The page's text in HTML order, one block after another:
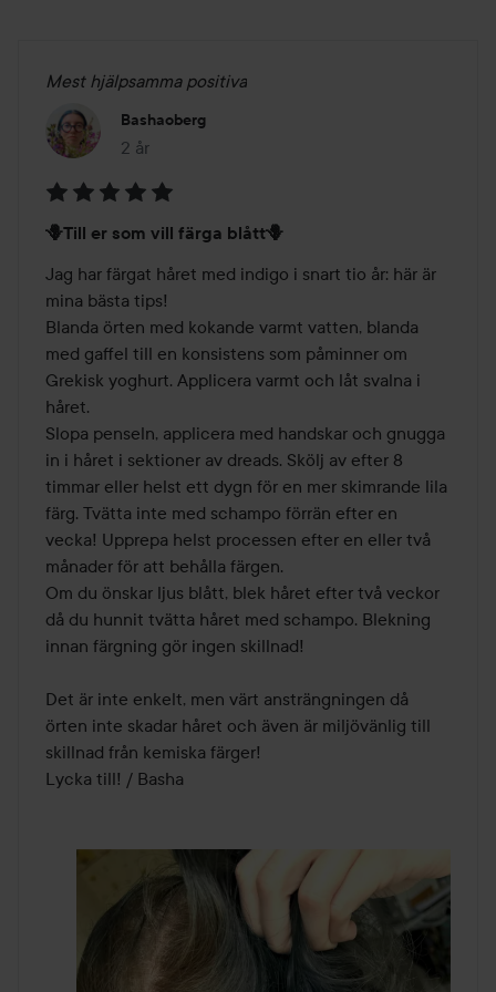
Ibland kan färgen visa gröna toner. Denna effekt kommer
normalt att försvinna inom de första dagarna efter
tonen bli starkare. Prova alltid att färga en liten hårslinga
först innan själva färgningen. Detta ger dig önskat
slutresultat.
Gör alltid en testslinga innan själva hårfärgningen. Detta
ger dig önskat slutresultat. Produkten bleker inte håret.
En Påse, 50 g pulver = Kort hår och mellanlångt hår Två
påsar, 100 g pulver = mellanlångt till extra långt hår
1. Använd ett naturligt schampo för att tvätta håret rent
innan färgning.
2. Applicera färgen i handdukstorrt eller torrt hår. Öppna
det antal påsar du behöver och blanda med ljummet
vatten (35-40°C) i en skål (ej metal) tills blandningen blir
en krämig pasta (vid användning av ett paket á 50 gr,
använd ca 200 ml ljummet vatten). Applicera pastan jämnt
i håret direkt efter att den blandats klart.
3. Täck håret med plasthättan. Låt verka 60 till maximum
4. Skölj igenom håret med enbart vatten eller med liten
mängd schampo för att tvätta bort hårfärgen.
FÖRVARING:
Mest hjälpsamma positiva
Bashaoberg
2 år
Inlägget skapades 2 år
5
av
5
🪻Till er som vill färga blått🪻
Jag har färgat håret med indigo i snart tio år: här är
mina bästa tips!
Blanda örten med kokande varmt vatten, blanda
med gaffel till en konsistens som påminner om
Grekisk yoghurt. Applicera varmt och låt svalna i
håret.
Slopa penseln, applicera med handskar och gnugga
in i håret i sektioner av dreads. Skölj av efter 8
timmar eller helst ett dygn för en mer skimrande lila
färg. Tvätta inte med schampo förrän efter en
vecka! Upprepa helst processen efter en eller två
månader för att behålla färgen.
Om du önskar ljus blått, blek håret efter två veckor
då du hunnit tvätta håret med schampo. Blekning
innan färgning gör ingen skillnad!
Det är inte enkelt, men värt ansträngningen då
örten inte skadar håret och även är miljövänlig till
skillnad från kemiska färger!
Lycka till! / Basha